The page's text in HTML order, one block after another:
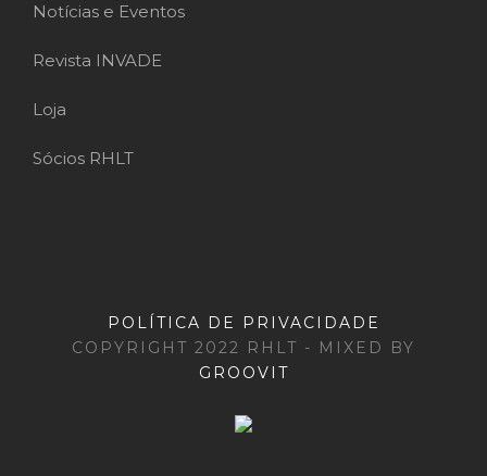
Notícias e Eventos
Revista INVADE
Loja
Sócios RHLT
POLÍTICA DE PRIVACIDADE
COPYRIGHT 2022 RHLT - MIXED BY
GROOVIT